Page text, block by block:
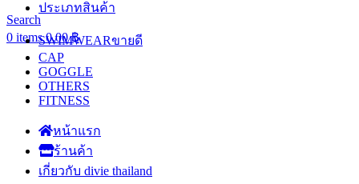
Search
0 items 0.00฿
ประเภทสินค้า
SWIMWEARขายดี
CAP
GOGGLE
OTHERS
FITNESS
หน้าแรก
ร้านค้า
เกี่ยวกับ divie thailand